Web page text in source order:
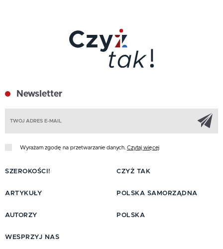
Newsletter
Wyrażam zgodę na przetwarzanie danych. Czytaj więcej
SZEROKOŚCI!
ARTYKUŁY
AUTORZY
CZYŻ TAK
POLSKA SAMORZĄDNA
POLSKA
WESPRZYJ NAS